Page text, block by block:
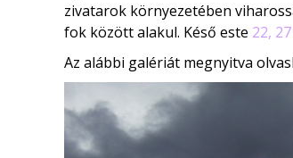
zivatarok környezetében
fok között alakul. Késő este 22, 27
Az alábbi galériát megnyitva